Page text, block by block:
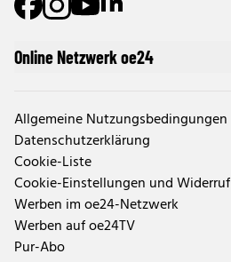
Online Netzwerk oe24
Allgemeine Nutzungsbedingungen
Datenschutzerklärung
Cookie-Liste
Cookie-Einstellungen und Widerruf
Werben im oe24-Netzwerk
Werben auf oe24TV
Pur-Abo